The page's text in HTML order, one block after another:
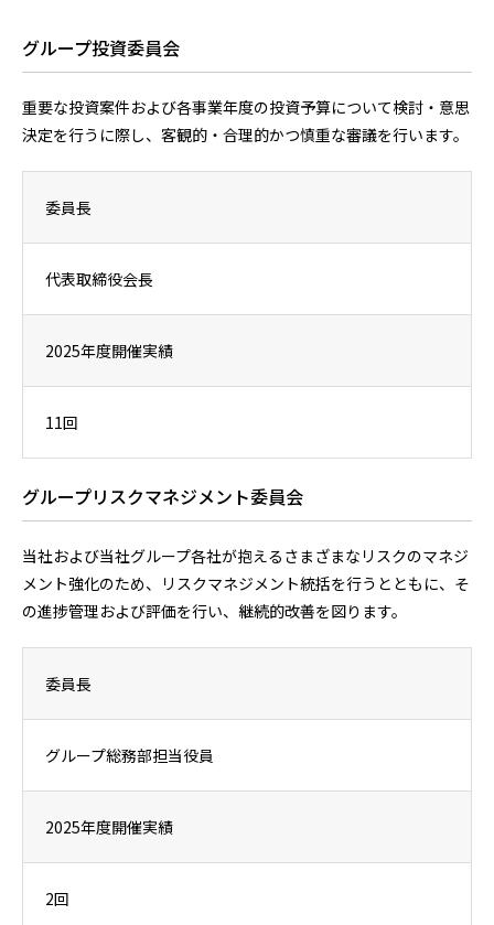
グループ投資委員会
重要な投資案件および各事業年度の投資予算について検討・意思
決定を行うに際し、客観的・合理的かつ慎重な審議を行います。
委員長
代表取締役会長
2025年度開催実績
11回
グループリスクマネジメント委員会
当社および当社グループ各社が抱えるさまざまなリスクのマネジ
メント強化のため、リスクマネジメント統括を行うとともに、そ
の進捗管理および評価を行い、継続的改善を図ります。
委員長
グループ総務部担当役員
2025年度開催実績
2回